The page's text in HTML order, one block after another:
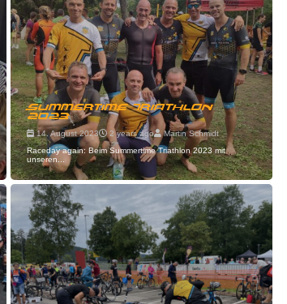
Summertime Triathlon
2023
14. August 2023 2 years ago
Martin Schmidt
Raceday again: Beim Summertime Triathlon 2023 mit
unseren...